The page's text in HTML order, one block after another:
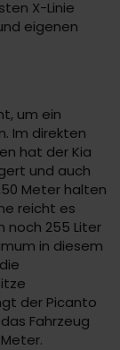
X-Linie
eigenen
um ein
Im direkten
hat der Kia
und auch
Meter halten
reicht es
noch 255 Liter
in diesem
der Picanto
Fahrzeug